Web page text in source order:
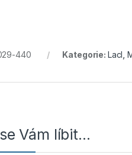
440 Kategorie: Lacl ,
Vám líbit…